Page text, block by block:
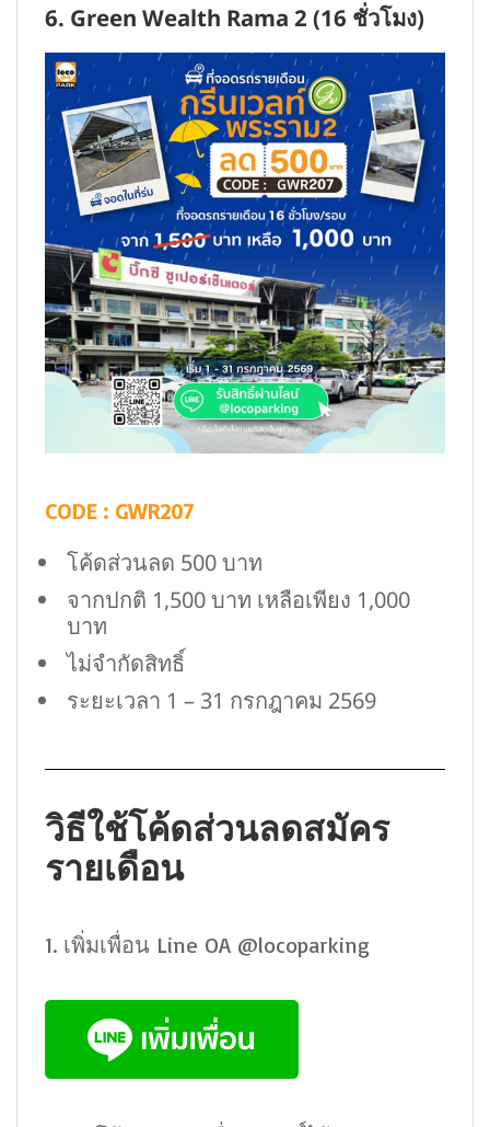
6. Green Wealth Rama 2 (16 ชั่วโมง)
CODE : GWR207
โค้ดส่วนลด 500 บาท
จากปกติ 1,500 บาท เหลือเพียง 1,000
บาท
ไม่จำกัดสิทธิ์
ระยะเวลา 1 – 31 กรกฎาคม 2569
วิธีใช้โค้ดส่วนลดสมัคร
รายเดือน
1. เพิ่มเพื่อน Line OA @locoparking